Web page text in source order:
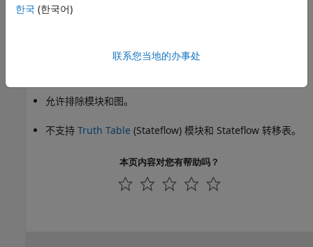
对库模型运行。
允许排除模块和图。
不支持 Truth Table (Stateflow) 模块和 Stateflow 转移表。
本页内容对您有帮助吗？
한국 (한국어)
联系您当地的办事处